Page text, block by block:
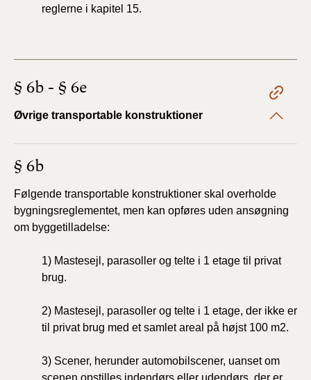
reglerne i kapitel 15.
§ 6b - § 6e
Øvrige transportable konstruktioner
§ 6b
Følgende transportable konstruktioner skal overholde
bygningsreglementet, men kan opføres uden ansøgning
om byggetilladelse:
1) Mastesejl, parasoller og telte i 1 etage til privat
brug.
2) Mastesejl, parasoller og telte i 1 etage, der ikke er
til privat brug med et samlet areal på højst 100 m2.
3) Scener, herunder automobilscener, uanset om
scenen opstilles indendørs eller udendørs, der er